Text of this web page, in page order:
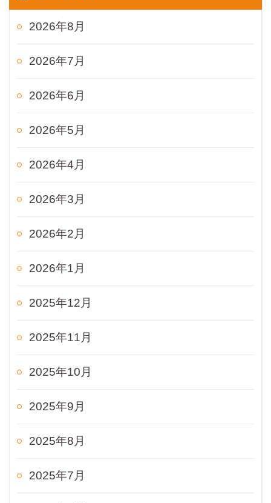
2026年8月
2026年7月
2026年6月
2026年5月
2026年4月
2026年3月
2026年2月
2026年1月
2025年12月
2025年11月
2025年10月
2025年9月
2025年8月
2025年7月